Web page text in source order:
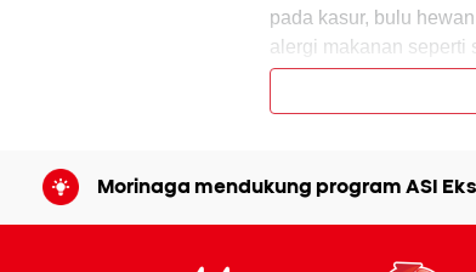
pada kasur, bulu
alergi makanan seperti
dihindari, batuk alergi
pengobatan medis.
Morinaga mendukung program ASI